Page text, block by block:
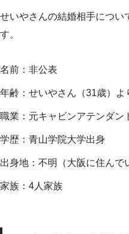
せいやさんの結婚相手につい
す。
名前：非公表
年齢：せいやさん（31歳）よ
職業：元キャビンアテンダン
学歴：青山学院大学出身
出身地：不明（大阪に住んで
家族：4人家族